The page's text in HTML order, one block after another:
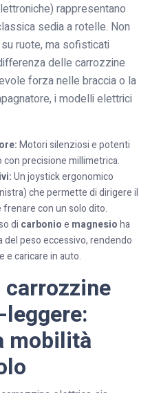
rappresentano
sedia a rotelle. Non
ruote, ma sofisticati
delle carrozzine
forza nelle braccia o la
i modelli elettrici
Motori silenziosi e potenti
precisione millimetrica.
Un joystick ergonomico
che permette di dirigere il
con un solo dito.
di carbonioe magnesioha
peso eccessivo, rendendo
e caricare in auto.
mobilità